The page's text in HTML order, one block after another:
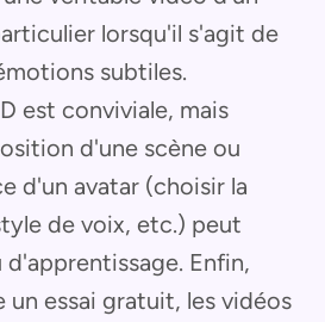
lorsqu'il s'agit de
subtiles.
est conviviale, mais
d'une scène ou
d'un avatar (choisir la
de voix, etc.) peut
Enfin,
un essai gratuit, les vidéos